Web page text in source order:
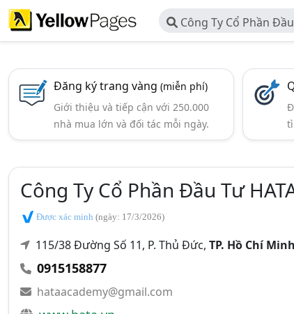
Công Ty Cổ Phần
Đăng ký trang vàng (miễn phí)
Giới thiệu và tiếp cận với 250.000
nhà mua lớn và đối tác mỗi ngày.
Công Ty Cổ Phần Đầu Tư
Được xác minh (ngày: 17/3/2026)
115/38 Đường Số 11, P. Thủ Đức, TP. Hồ Chí
0915158877
hataacademy@gmail.com